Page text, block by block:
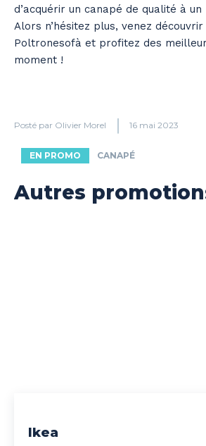
d’acquérir un canapé de qualité à
Alors n’hésitez plus, venez découvrir
Poltronesofà et profitez des
moment !
Posté par Olivier Morel 16 mai 2023
EN PROMO CANAPÉ
Autres
Ikea